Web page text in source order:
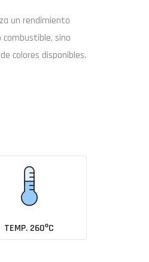
un rendimiento
sino
colores disponibles.
TEMP. 260ºC